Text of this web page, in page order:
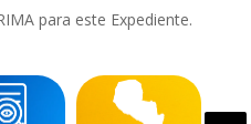
para este Expediente.